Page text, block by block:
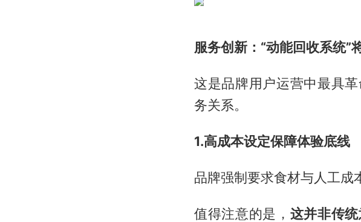
服务创新：“动能回收系统”
这是品牌用户运营中最具
务关系。
1.高成本设定保障体验底线
品牌强制要求食材与人工成
值得注意的是， 这并非传